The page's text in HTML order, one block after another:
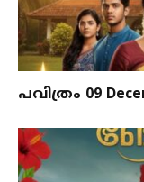
പവിത്രം 09